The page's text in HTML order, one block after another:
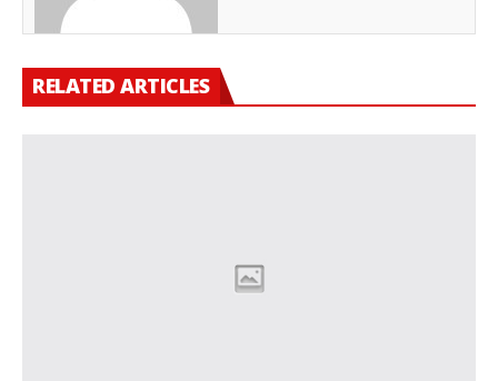
RELATED ARTICLES